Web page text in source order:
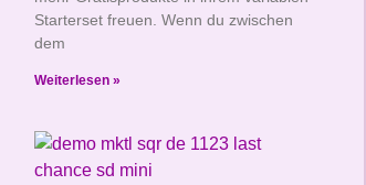
Starterset freuen. Wenn du zwischen
dem
Weiterlesen »